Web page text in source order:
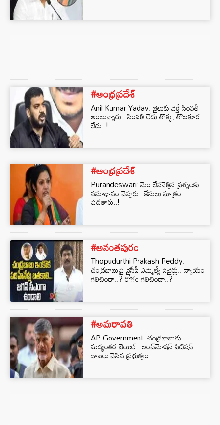
#ఆంధ్రప్రదేశ్
Anil Kumar Yadav: జైలుకు వెళ్తే సింపతీ
అంటున్నారు.. సింపతీ లేదు తొక్క, తోటకూర
లేదు..!
#ఆంధ్రప్రదేశ్
Purandeswari: మేం లేవనెత్తిన ప్రశ్నలకు
సమాధానం చెప్పరు.. కేసులు మాత్రం
పెడతారు..!
#అనంతపురం
Thopudurthi Prakash Reddy:
చంద్రబాబుపై వైసీపీ ఎమ్మెల్యే సెటైర్లు.. న్యాయం
గెలిచిందా..? రోగం గెలిచిందా..?
#అమరావతి
AP Government: చంద్రబాబుకు
మధ్యంతర బెయిల్‌.. లంచ్‌మోషన్‌ పిటిషన్‌
దాఖలు చేసిన ప్రభుత్వం..